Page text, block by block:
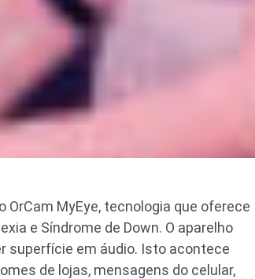
OrCam MyEye, tecnologia que oferece
e Síndrome de Down. O aparelho
superfície em áudio. Isto acontece
de lojas, mensagens do celular,